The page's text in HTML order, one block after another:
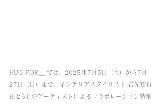
HUG FOR＿.では、2025年7月5日（土）から7月
27日（日）まで、インテリアスタイリスト 岩佐知布
由と6名のアーティストによるコラボレーション特別